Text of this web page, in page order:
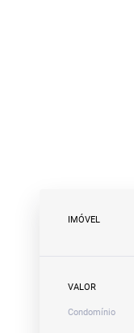
IMÓVEL
VALOR
Condomínio